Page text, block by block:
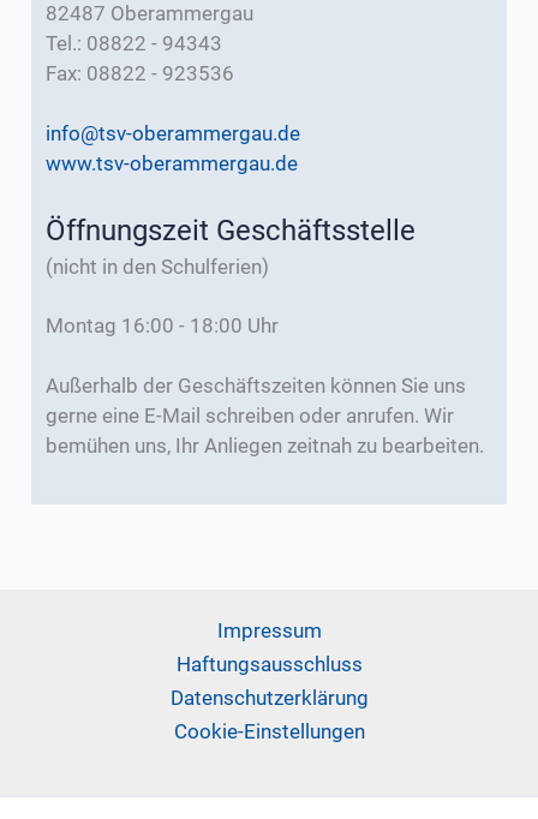
82487 Oberammergau
Tel.: 08822 - 94343
Fax: 08822 - 923536
info@tsv-oberammergau.de
www.tsv-oberammergau.de
Öffnungszeit Geschäftsstelle
(nicht in den Schulferien)
Montag 16:00 - 18:00 Uhr
Außerhalb der Geschäftszeiten können Sie uns
gerne eine E-Mail schreiben oder anrufen. Wir
bemühen uns, Ihr Anliegen zeitnah zu bearbeiten.
Impressum
Haftungsausschluss
Datenschutzerklärung
Cookie-Einstellungen